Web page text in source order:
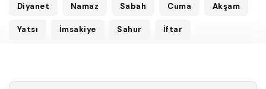
Diyanet Namaz Sabah Cuma Akşam
Yatsı İmsakiye Sahur İftar